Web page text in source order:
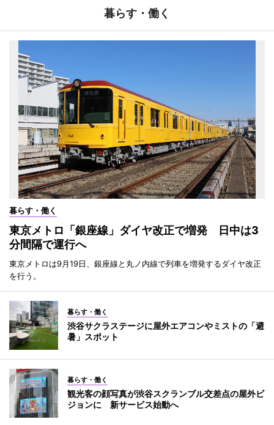
暮らす・働く
暮らす・働く
東京メトロ「銀座線」ダイヤ改正で増発 日中は3
分間隔で運行へ
東京メトロは9月19日、銀座線と丸ノ内線で列車を増発するダイヤ改正
を行う。
暮らす・働く
渋谷サクラステージに屋外エアコンやミストの「避
暑」スポット
暮らす・働く
観光客の顔写真が渋谷スクランブル交差点の屋外ビ
ジョンに 新サービス始動へ